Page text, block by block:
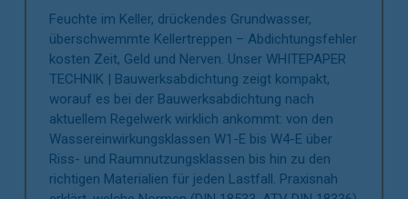
Feuchte im Keller, drückendes Grundwasser,
überschwemmte Kellertreppen – Abdichtungsfehler
kosten Zeit, Geld und Nerven. Unser WHITEPAPER
TECHNIK | Bauwerksabdichtung zeigt kompakt,
worauf es bei der Bauwerksabdichtung nach
aktuellem Regelwerk wirklich ankommt: von den
Wassereinwirkungsklassen W1-E bis W4-E über
Riss- und Raumnutzungsklassen bis hin zu den
richtigen Materialien für jeden Lastfall. Praxisnah